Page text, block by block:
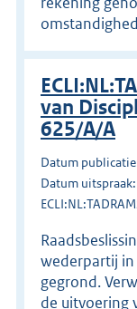
van
625/A/A
Datum
Datum
wederpartij
gegrond.
de uitvoering